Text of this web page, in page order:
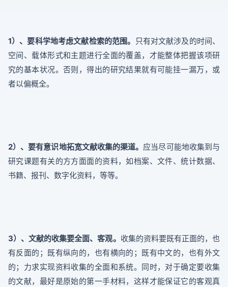
1）、要科学地考虑文献检索的范围。
只有对文献涉及的时间、
空间、载体形式和主题进行全面的覆盖，才能整体把握该项研
究的基本状况。否则，得出的研究结果就有可能挂一漏万，或
者以偏概全。
2）、要有意识地拓宽文献收集的渠道。 应当尽可能地收集到与
研究课题有关的方方面面的资料，如档案、文件、统计数据、
书籍、报刊、数字化资料，等等。
3）、文献的收集要全面、客观。 收集的资料要既有正面的，也
有反面的；既有纵向的，也有横向的；既有中文的，也有外文
的；力求实现资料收集的全面和系统。同时，对于确定要收集
的文献，最好是原始的第一手材料，这样才能保证它的客观真